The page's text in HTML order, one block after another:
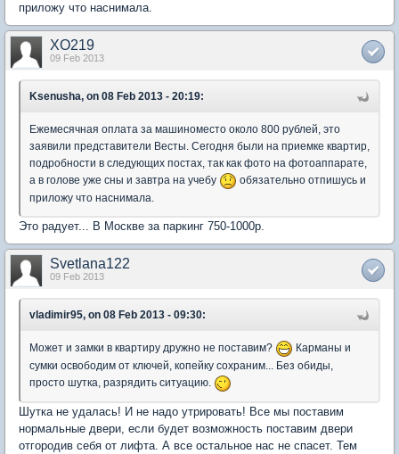
приложу что наснимала.
XO219
09 Feb 2013
Ksenusha, on 08 Feb 2013 - 20:19:
Ежемесячная оплата за машиноместо около 800 рублей, это
заявили представители Весты. Сегодня были на приемке квартир,
подробности в следующих постах, так как фото на фотоаппарате,
а в голове уже сны и завтра на учебу
обязательно отпишусь и
приложу что наснимала.
Это радует... В Москве за паркинг 750-1000р.
Svetlana122
09 Feb 2013
vladimir95, on 08 Feb 2013 - 09:30:
Может и замки в квартиру дружно не поставим?
Карманы и
сумки освободим от ключей, копейку сохраним... Без обиды,
просто шутка, разрядить ситуацию.
Шутка не удалась! И не надо утрировать! Все мы поставим
нормальные двери, если будет возможность поставим двери
отгородив себя от лифта. А все остальное нас не спасет. Тем